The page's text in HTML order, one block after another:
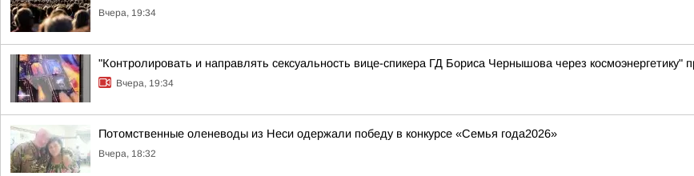
Вчера, 19:34
"Контролировать и направлять сексуальность вице-спикера ГД Бориса Чернышова через
Вчера, 19:34
Потомственные оленеводы из Неси одержали победу в конкурсе «Семья года2026»
Вчера, 18:32